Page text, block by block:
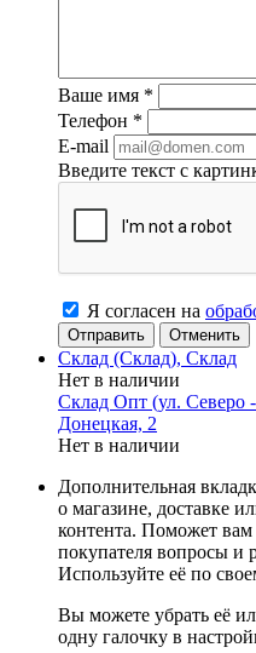
Ваше имя *
Телефон *
E-mail
Введите текст с
Я согласен на
Отменить
Склад (Склад), Склад
Нет в наличии
Склад Опт (ул. Северо
Донецкая, 2
Нет в наличии
Дополнительная
о магазине, доставке
контента. Поможет
покупателя вопросы и
Используйте её по
Вы можете убрать её
одну галочку в